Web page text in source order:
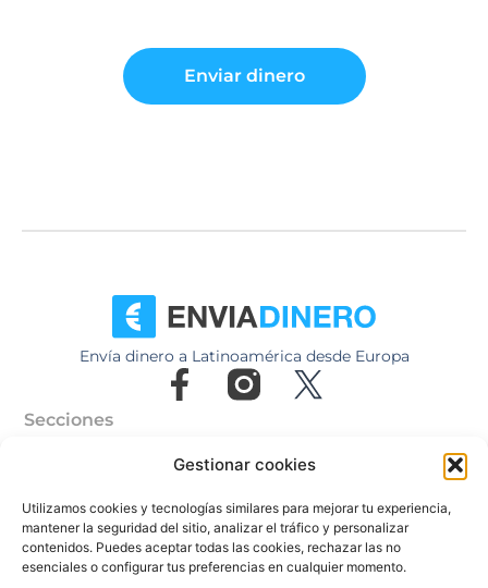
Gestionar cookies
Utilizamos cookies y tecnologías similares para mejorar tu experiencia,
mantener la seguridad del sitio, analizar el tráfico y personalizar
contenidos. Puedes aceptar todas las cookies, rechazar las no
esenciales o configurar tus preferencias en cualquier momento.
Enviar dinero
Envía dinero a Latinoamérica desde Europa
Secciones
Cómo funciona
Blog
Ayuda